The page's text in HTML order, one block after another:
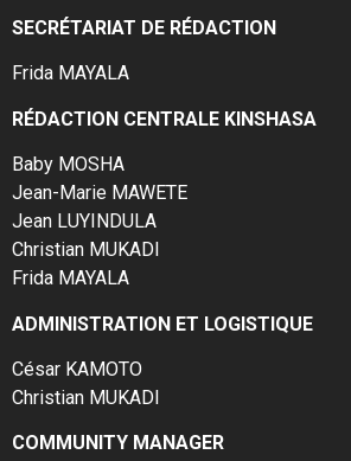
SECRÉTARIAT DE RÉDACTION
Frida MAYALA
RÉDACTION CENTRALE KINSHASA
Baby MOSHA
Jean-Marie MAWETE
Jean LUYINDULA
Christian MUKADI
Frida MAYALA
ADMINISTRATION ET LOGISTIQUE
César KAMOTO
Christian MUKADI
COMMUNITY MANAGER